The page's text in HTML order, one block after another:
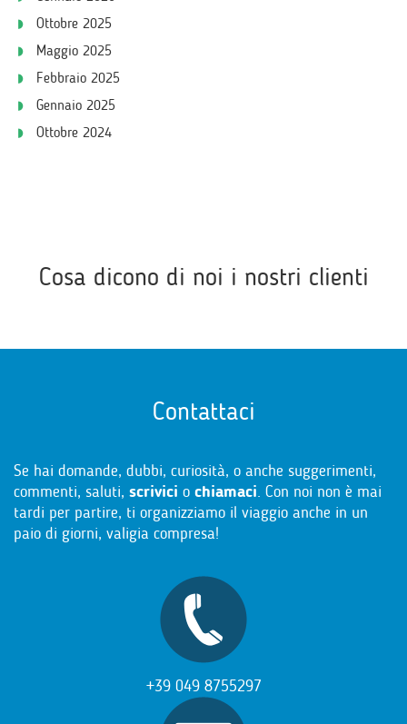
Ottobre 2025
Maggio 2025
Febbraio 2025
Gennaio 2025
Ottobre 2024
Cosa dicono di noi i nostri clienti
Contattaci
Se hai domande, dubbi, curiosità, o anche suggerimenti,
commenti, saluti, scrivici o chiamaci. Con noi non è mai
tardi per partire, ti organizziamo il viaggio anche in un
paio di giorni, valigia compresa!
+39 049 8755297